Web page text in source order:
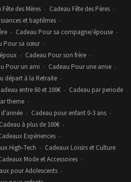
des Mères • Cadeau Fête des Pères •
et baptêmes •
• Cadeau Pour sa compagne/épouse •
Pour sa sœur •
• Cadeau Pour son frère •
Pour un ami • Cadeau Pour une amie •
départ à la Retraite •
entre 60 et 100€ • Cadeau par periode
theme •
• Cadeau pour enfant 0-3 ans •
Cadeau à plus de 100€ •
Expériences •
High-Tech • Cadeaux Loisirs et Culture
Mode et Accessoires •
pour Adolescents •